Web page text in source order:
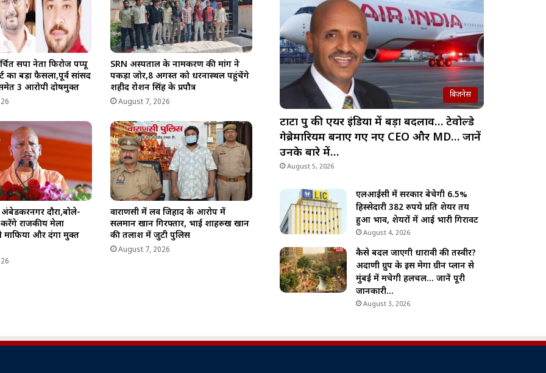
सपा नेता फिरोज पप्पू
का बड़ा फैसला,पूर्व सांसद
3 आरोपी दोषमुक्त
SRN अस्पताल के नामकरण की मांग ने
पकड़ा जोर,8 अगस्त को धरनास्थल पहुंचेंगे
शहीद रोशन सिंह के प्रपौत्र
August 7, 2026
दौरा,बोले-
राजकीय मेला
माफिया और दंगा मुक्त
वाराणसी में लव जिहाद के आरोप में
सलमान खान गिरफ्तार, भाई शाहरुख खान
की तलाश में जुटी पुलिस
August 7, 2026
बिज़नेस
टाटा ग्रुप की एयर इंडिया में बड़ा बदलाव… टेवोल्डे
गेब्रेमारियम बनाए गए नए CEO और MD… जानें
उनके बारे में…
August 5, 2026
एलआईसी में सरकार बेचेगी 6.5%
हिस्सेदारी 382 रुपये प्रति शेयर तय
हुआ भाव, शेयरों में आई भारी गिरावट
August 4, 2026
कैसे बदल जाएगी धारावी की तस्वीर?
अदाणी ग्रुप के इस मेगा ग्रीन प्लान से
मुंबई में मचेगी हलचल… जानें पूरी
जानकारी…
August 3, 2026